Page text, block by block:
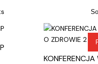
KONFERENCJA